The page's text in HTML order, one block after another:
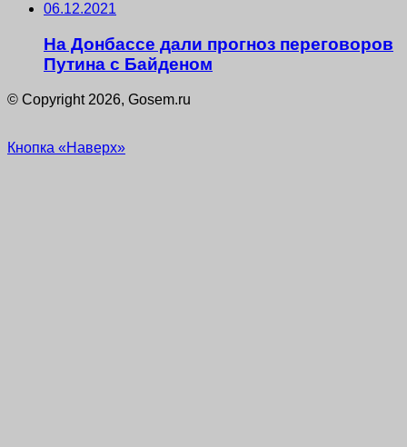
06.12.2021
На Донбассе дали прогноз переговоров
Путина с Байденом
© Copyright 2026, Gosem.ru
Кнопка «Наверх»